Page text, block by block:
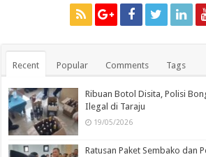
Recent Popular Comments Tags
Ribuan Botol Disita, Polisi
Ilegal di Taraju
19/05/2026
Ratusan Paket Sembako dan